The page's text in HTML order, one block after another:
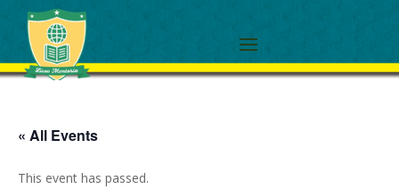
« All Events
This event has passed.